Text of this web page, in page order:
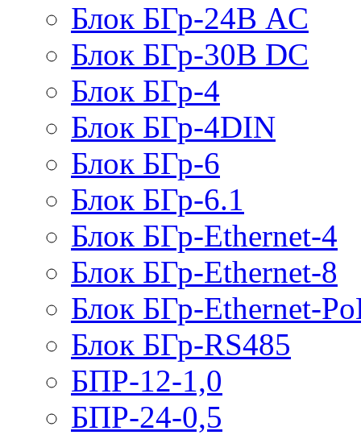
Блок БГр-24В AC
Блок БГр-30В DC
Блок БГр-4
Блок БГр-4DIN
Блок БГр-6
Блок БГр-6.1
Блок БГр-Ethernet-4
Блок БГр-Ethernet-8
Блок БГр-Ethernet-
Блок БГр-RS485
БПР-12-1,0
БПР-24-0,5